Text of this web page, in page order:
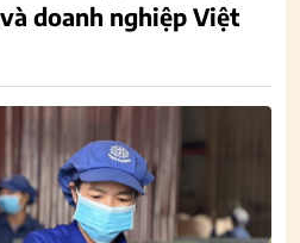
doanh nghiệp Việt